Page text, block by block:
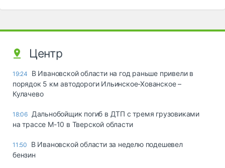
Центр
19:24
В Ивановской области на год раньше привели в
порядок 5 км автодороги Ильинское-Хованское –
Кулачево
18:06 Дальнобойщик погиб в ДТП с тремя грузовиками
на трассе М-10 в Тверской области
11:50
В Ивановской области за неделю подешевел
бензин